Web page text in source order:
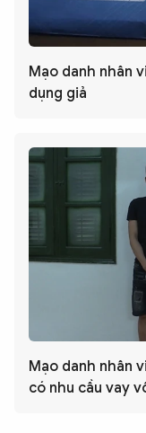
Mạo danh nhân
dụng giả
Mạo danh nhân
có nhu cầu vay